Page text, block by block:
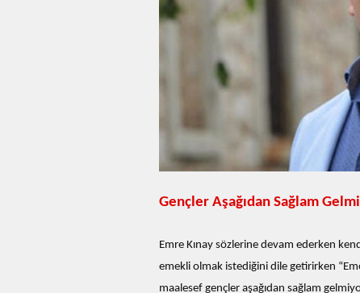
Gençler Aşağıdan Sağlam
Emre Kınay sözlerine devam ederken
emekli olmak istediğini dile getirirken
maalesef gençler aşağıdan sağlam